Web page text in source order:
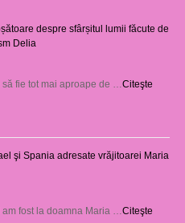
despre sfârșitul lumii făcute de
Delia
fie tot mai aproape de … Citeşte
şi Spania adresate vrăjitoarei Maria
fost la doamna Maria … Citeşte